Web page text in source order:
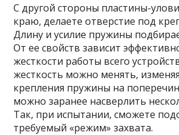
С другой стороны пластины-
краю, делаете отверстие под
Длину и усилие пружины
От ее свойств зависит
жесткости работы всего
жесткость можно менять,
крепления пружины на
можно заранее насверлить
Так, при испытании, сможете
требуемый «режим» захвата.